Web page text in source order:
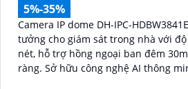
5%-35%
Camera IP dome DH-IPC-
tưởng cho giám sát trong nhà với
nét, hỗ trợ hồng ngoại ban đêm
ràng. Sở hữu công nghệ AI thông minh, camera có khả